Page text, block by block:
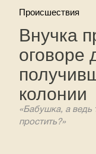
Происшествия
Внучка
оговоре
колонии
«Бабушка, а
простить?»